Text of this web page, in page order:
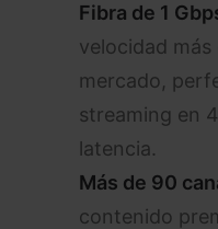
Fibra de 1
velocidad más
mercado,
streaming en
latencia.
Más de 90
contenido